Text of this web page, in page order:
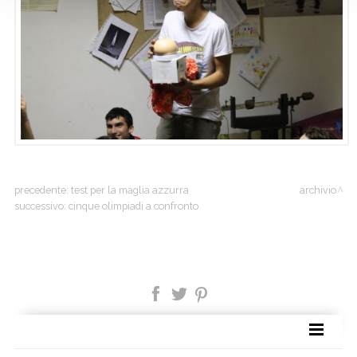
precedente: test per la maglia azzurra
successivo: cinque olimpiadi a confronto
archivio